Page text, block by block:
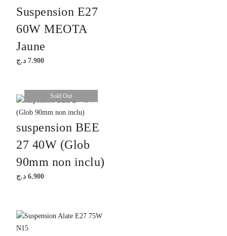
Suspension E27
60W MEOTA
Jaune
7.900 د.ج
Sold Out
suspension BEE
27 40W (Glob
90mm non inclu)
6.900 د.ج